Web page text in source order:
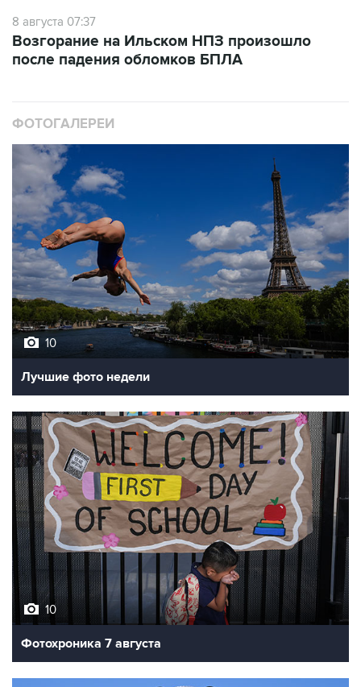
8 августа 07:37
Возгорание на Ильском НПЗ произошло
после падения обломков БПЛА
ФОТОГАЛЕРЕИ
10
Лучшие фото недели
10
Фотохроника 7 августа